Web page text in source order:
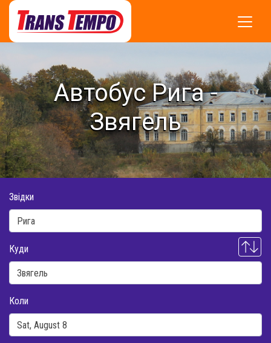
Автобус Рига -
Звягель
Звідки
Куди
Коли